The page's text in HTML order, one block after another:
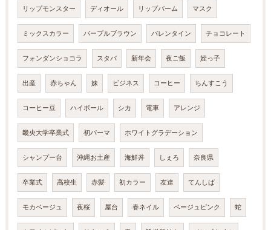
リップモンスター ディオール リップバーム マスク
ミックスカラー パープルブラウン バレンタイン チョコレート
フォンダンショコラ スタバ 新年会 夜ご飯 姪っ子
出産 赤ちゃん 妹 ビジネス コーヒー ちんすこう
コーヒー豆 ハイボール シカ 電車 アレンジ
畿央大学卒業式 初パーマ ホワイトグラデーション
シャンプー台 沖縄お土産 海鮮丼 しぇろ 奈良県
卒業式 高校生 赤髪 初カラー 友達 てんしば
モカベージュ 夜桜 屋台 春ネイル ベージュピンク 蛇